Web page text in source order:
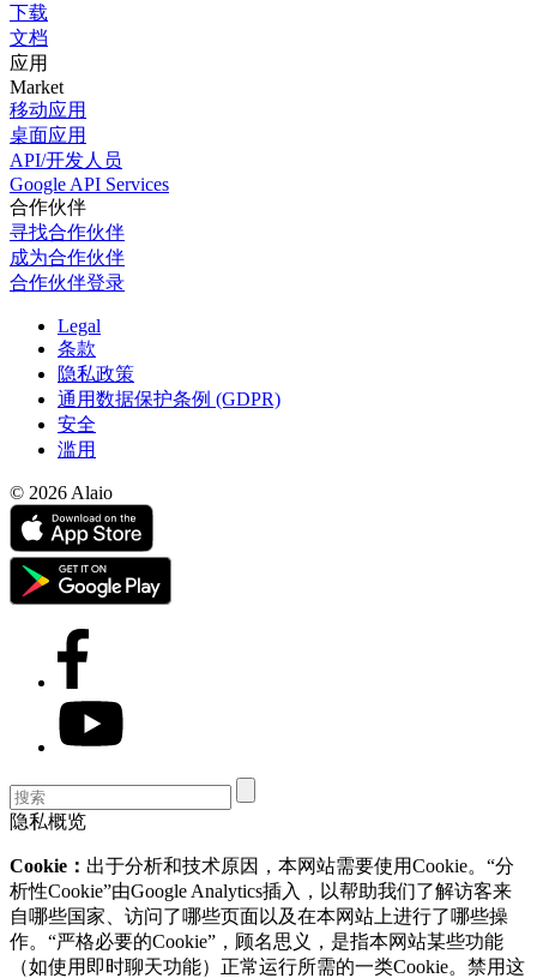
下载
文档
应用
Market
移动应用
桌面应用
API/开发人员
Google API Services
合作伙伴
寻找合作伙伴
成为合作伙伴
合作伙伴登录
Legal
条款
隐私政策
通用数据保护条例 (GDPR)
安全
滥用
© 2026 Alaio
隐私概览
Cookie： 出于分析和技术原因，本网站需要使用Cookie。“分
析性Cookie”由Google Analytics插入，以帮助我们了解访客来
自哪些国家、访问了哪些页面以及在本网站上进行了哪些操
作。“严格必要的Cookie”，顾名思义，是指本网站某些功能
（如使用即时聊天功能）正常运行所需的一类Cookie。禁用这